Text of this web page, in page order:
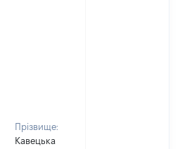
Прізвище:
Кавецька